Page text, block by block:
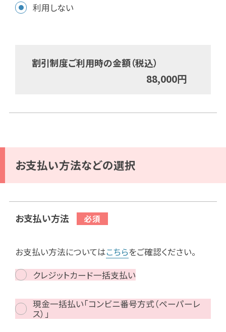
利用しない
割引制度ご利用時の金額（税込）
88,000円
お支払い方法などの選択
お支払い方法
お支払い方法についてはこちらをご確認ください。
クレジットカード一括支払い
現金一括払い「コンビニ番号方式（ペーパーレ
ス）」